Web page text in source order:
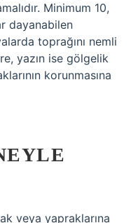
Minimum 10,
dayanabilen
toprağını nemli
yazın ise gölgelik
korunmasına
veya yapraklarına